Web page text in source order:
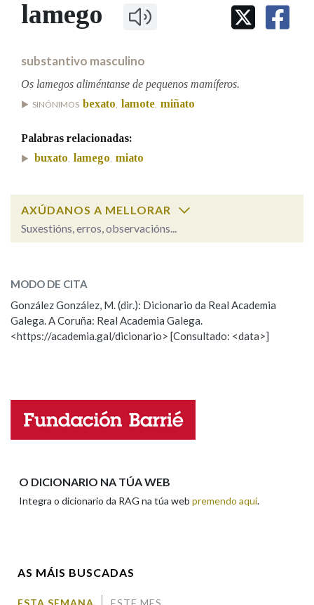
IDENTIDADE CORPORATIVA
MARCIAL DEL ADALID
FIGURAS HOMENAXEADAS
PRIMAVERA DAS LETRAS
PORTAL DAS PALABRAS
Facebook
TwitterYoutubeInstagramBluesky
BUSCAR NOS LEMAS
Remata por
Contén
BUSCAR NO CONTIDO
Nas definicións
Nos exemplos
OUTRAS OPCIÓNS DE BUSCA
Pertence a
lamego
substantivo masculino
Os lamegos aliméntanse de pequenos mamíferos.
SINÓNIMOS bexato, lamote, miñato
Palabras relacionadas:
buxato, lamego, miato
AXÚDANOS A MELLORAR
Suxestións, erros, observacións...
ESCOLLE UNHA OPCIÓN:
Observación Hai un erro na palabra
Propoño mellorar a definición
Nome
MODO DE CITA
González González, M. (dir.): Dicionario da Real Academia
Galega. A Coruña: Real Academia Galega.
<https://academia.gal/dicionario> [Consultado: <data>]
O DICIONARIO NA TÚA WEB
Integra o dicionario da RAG na túa web premendo aquí.
AS MÁIS BUSCADAS